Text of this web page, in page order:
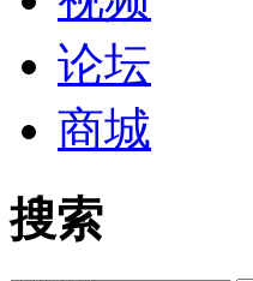
论坛
商城
搜索